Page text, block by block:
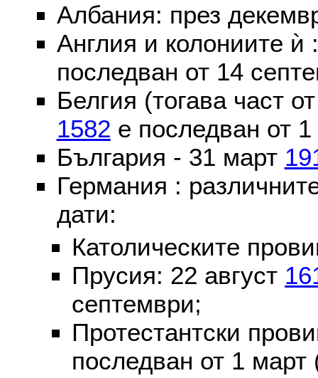
Албания: през
Англия и колониите
последван от 14
Белгия (тогава част
1582 е последван от
България - 31 март
Германия :
дати:
Католическите
Прусия: 22 август
септември;
Протестантски
последван от 1 март